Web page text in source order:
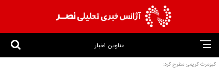
عناوین اخبار
کیومرث کریمی مطرح کرد: